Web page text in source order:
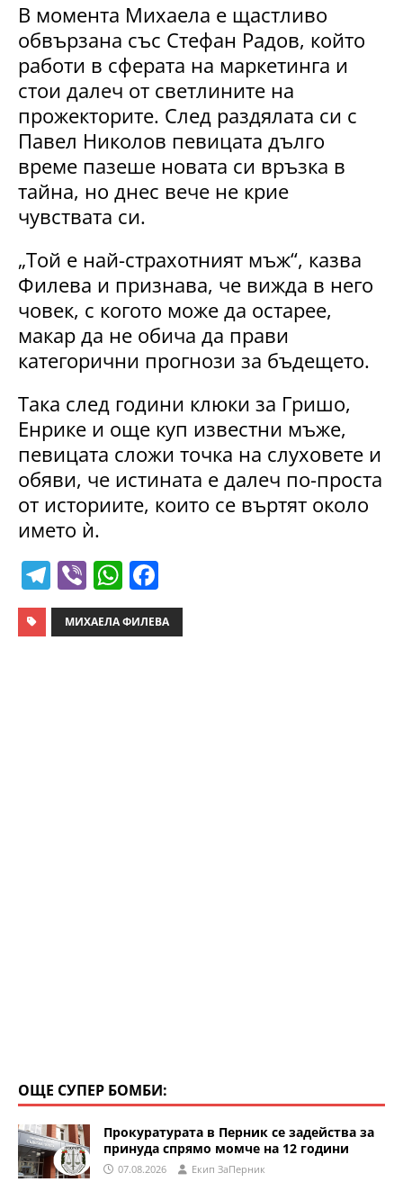
В момента Михаела е щастливо
обвързана със Стефан Радов, който
работи в сферата на маркетинга и
стои далеч от светлините на
прожекторите. След раздялата си с
Павел Николов певицата дълго
време пазеше новата си връзка в
тайна, но днес вече не крие
чувствата си.
„Той е най-страхотният мъж“, казва
Филева и признава, че вижда в него
човек, с когото може да остарее,
макар да не обича да прави
категорични прогнози за бъдещето.
Така след години клюки за Гришо,
Енрике и още куп известни мъже,
певицата сложи точка на слуховете и
обяви, че истината е далеч по-проста
от историите, които се въртят около
името ѝ.
T
el
e
Vi
b
er
W
h
at
a
c
МИХАЕЛА ФИЛЕВА
ОЩЕ СУПЕР БОМБИ:
Прокуратурата в Перник се задейства за
принуда спрямо момче на 12 години
07.08.2026 Eкип ЗаПерник